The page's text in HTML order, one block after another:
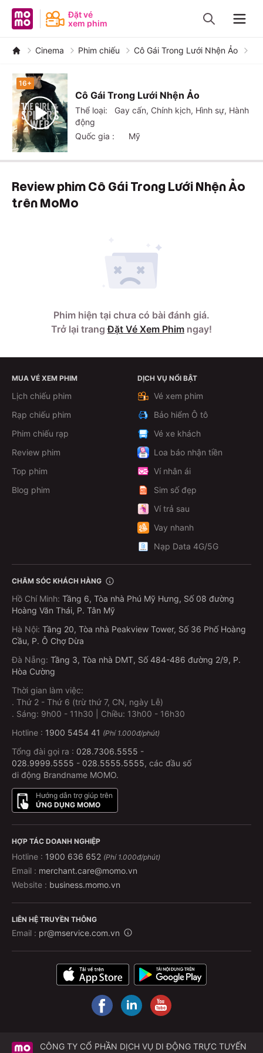
MoMo - Ứng dụng tài chính
Đặt vé
xem phim
Cinema Phim chiếu Cô Gái Trong Lưới Nhện Ảo
16+
Cô Gái Trong Lưới Nhện Ảo
Thể loại: Gay cấn, Chính kịch, Hình sự, Hành
động
Quốc gia : Mỹ
6.1
Review phim Cô Gái Trong Lưới Nhện Ảo
trên MoMo
Phim hiện tại chưa có bài đánh giá.
Trở lại trang Đặt Vé Xem Phim ngay!
MUA VÉ XEM PHIM
Lịch chiếu phim
Rạp chiếu phim
Phim chiếu rạp
Review phim
Top phim
Blog phim
DỊCH VỤ NỔI BẬT
Vé xem phim
Bảo hiểm Ô tô
Vé xe khách
Loa báo nhận tiền
Ví nhân ái
Sim số đẹp
Ví trả sau
Vay nhanh
Nạp Data 4G/5G
CHĂM SÓC KHÁCH HÀNG
Hồ Chí Minh: Tầng 6, Tòa nhà Phú Mỹ Hưng, Số 08 đường
Hoàng Văn Thái, P. Tân Mỹ
Hà Nội: Tầng 20, Tòa nhà Peakview Tower, Số 36 Phố Hoàng
Cầu, P. Ô Chợ Dừa
Đà Nẵng: Tầng 3, Tòa nhà DMT, Số 484-486 đường 2/9, P.
Hòa Cường
Thời gian làm việc:
. Thứ 2 - Thứ 6 (trừ thứ 7, CN, ngày Lễ)
. Sáng: 9h00 - 11h30 | Chiều: 13h00 - 16h30
Hotline : 1900 5454 41 (Phí 1.000đ/phút)
Tổng đài gọi ra : 028.7306.5555 -
028.9999.5555 - 028.5555.5555, các đầu số
di động Brandname MOMO.
Hướng dẫn trợ giúp trên
ỨNG DỤNG MOMO
HỢP TÁC DOANH NGHIỆP
Hotline : 1900 636 652 (Phí 1.000đ/phút)
Email : merchant.care@momo.vn
Website : business.momo.vn
LIÊN HỆ TRUYỀN THÔNG
Email : pr@mservice.com.vn
CÔNG TY CỔ PHẦN DỊCH VỤ DI ĐỘNG TRỰC TUYẾN